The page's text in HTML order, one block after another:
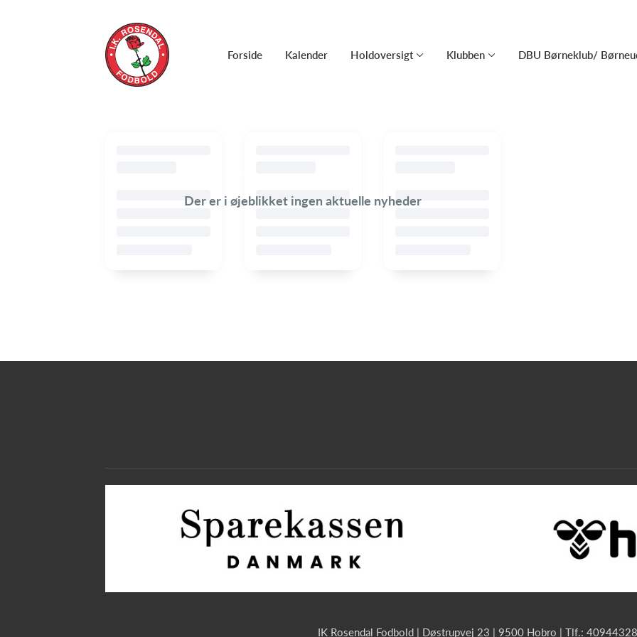
Forside Kalender Holdoversigt Klubben DBU Børneklub/
Der er i øjeblikket ingen aktuelle nyheder
IK Rosendal Fodbold | Døstrupvej 23 | 9500 Hobro | Tlf.: 40944328